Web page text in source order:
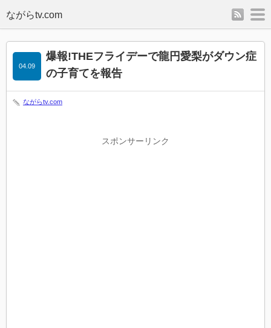
rss
爆報!THEフライデーで龍円愛梨がダウン症
の子育てを報告
04.09
ながらtv.com
スポンサーリンク